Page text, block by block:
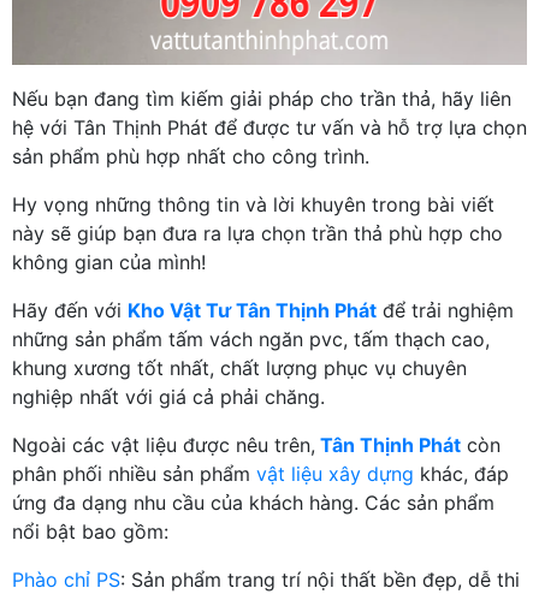
Nếu bạn đang tìm kiếm giải pháp cho trần thả, hãy liên
hệ với Tân Thịnh Phát để được tư vấn và hỗ trợ lựa chọn
sản phẩm phù hợp nhất cho công trình.
Hy vọng những thông tin và lời khuyên trong bài viết
này sẽ giúp bạn đưa ra lựa chọn trần thả phù hợp cho
không gian của mình!
Hãy đến với Kho Vật Tư Tân Thịnh Phát để trải nghiệm
những sản phẩm tấm vách ngăn pvc, tấm thạch cao,
khung xương tốt nhất, chất lượng phục vụ chuyên
nghiệp nhất với giá cả phải chăng.
Ngoài các vật liệu được nêu trên, Tân Thịnh Phát còn
phân phối nhiều sản phẩm vật liệu xây dựng khác, đáp
ứng đa dạng nhu cầu của khách hàng. Các sản phẩm
nổi bật bao gồm:
Phào chỉ PS: Sản phẩm trang trí nội thất bền đẹp, dễ thi